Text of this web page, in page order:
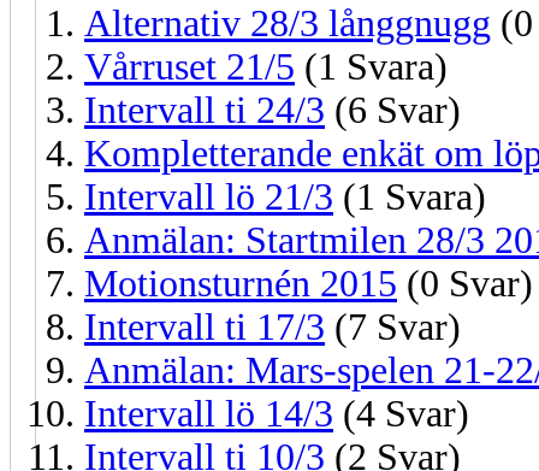
Alternativ 28/3 långgnugg
Vårruset 21/5 (1 Svara)
Intervall ti 24/3 (6 Svar)
Kompletterande enkät om
Intervall lö 21/3 (1 Svara)
Anmälan: Startmilen 28/3
Motionsturnén 2015 (0 Svar)
Intervall ti 17/3 (7 Svar)
Anmälan: Mars-spelen 21-
Intervall lö 14/3 (4 Svar)
Intervall ti 10/3 (2 Svar)